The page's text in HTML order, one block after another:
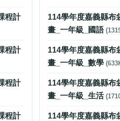
程計
程計
程計
程計
114學年度嘉義縣布
畫_一年級_國語
114學年度嘉義縣布
畫_一年級_數學
114學年度嘉義縣布
畫_一年級_生活
114學年度嘉義縣布